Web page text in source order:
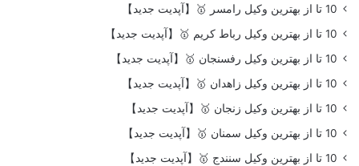
10 تا از بهترین وکیل رامسر 🥇【آپدیت جدید】
10 تا از بهترین وکیل رباط کریم 🥇【آپدیت جدید】
10 تا از بهترین وکیل رفسنجان 🥇【آپدیت جدید】
10 تا از بهترین وکیل زاهدان 🥇【آپدیت جدید】
10 تا از بهترین وکیل زنجان 🥇【آپدیت جدید】
10 تا از بهترین وکیل سمنان 🥇【آپدیت جدید】
10 تا از بهترین وکیل سنندج 🥇【آپدیت جدید】